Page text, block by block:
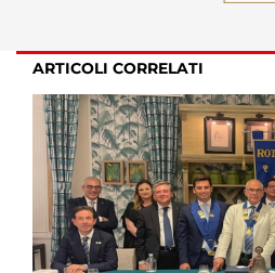
ARTICOLI CORRELATI